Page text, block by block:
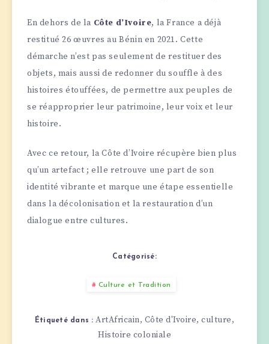
En dehors de la Côte d’Ivoire, la France a déjà
restitué 26 œuvres au Bénin en 2021. Cette
démarche n’est pas seulement de restituer des
objets, mais aussi de redonner du souffle à des
histoires étouffées, de permettre aux peuples de
se réapproprier leur patrimoine, leur voix et leur
histoire.
Avec ce retour, la Côte d’Ivoire récupère bien plus
qu’un artefact ; elle retrouve une part de son
identité vibrante et marque une étape essentielle
dans la décolonisation et la restauration d’un
dialogue entre cultures.
Catégorisé:
Culture et Tradition
Étiqueté dans : ArtAfricain, Côte d'Ivoire,culture,
Histoire coloniale